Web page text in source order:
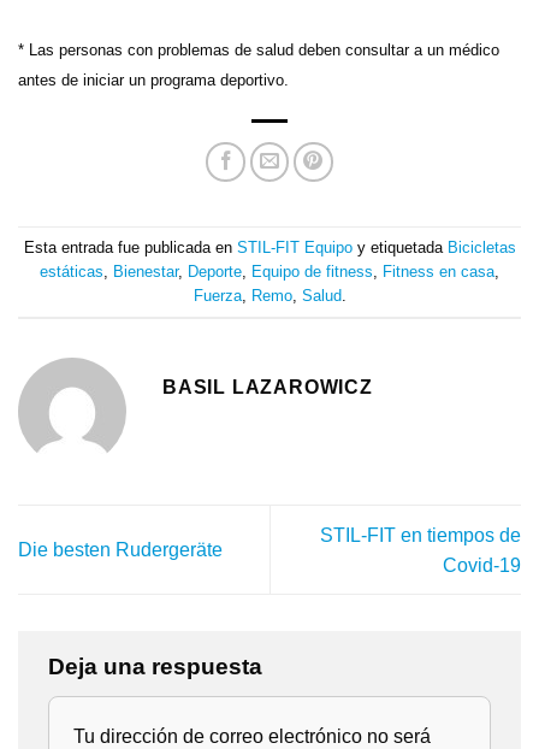
* Las personas con problemas de salud deben consultar a un médico
antes de iniciar un programa deportivo.
Esta entrada fue publicada en STIL-FIT Equipoy etiquetada Bicicletas
estáticas
Bienestar, Deporte Equipo de fitness Fitness en casa
Fuerza, Remo, Salud
BASIL LAZAROWICZ
Die besten Rudergeräte
STIL-FIT en tiempos de
Covid-19
Deja una respuesta
Tu dirección de correo electrónico no será